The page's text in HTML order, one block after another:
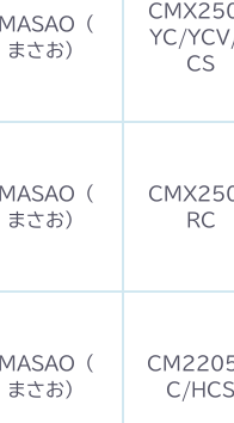
MASAO（
まさお）
YC/
CS
MASAO（
まさお）
RC
MASAO（
まさお）
C/HCS